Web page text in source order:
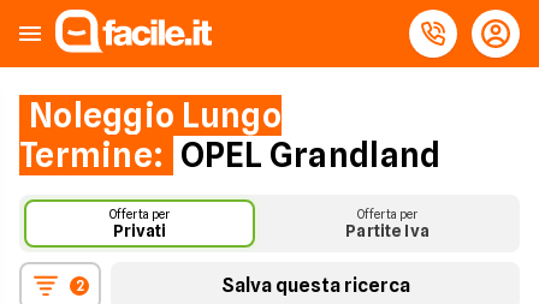
Noleggio Lungo
Termine: OPEL Grandland
Offerta per
Privati
Offerta per
Partite Iva
2 Salva questa ricerca